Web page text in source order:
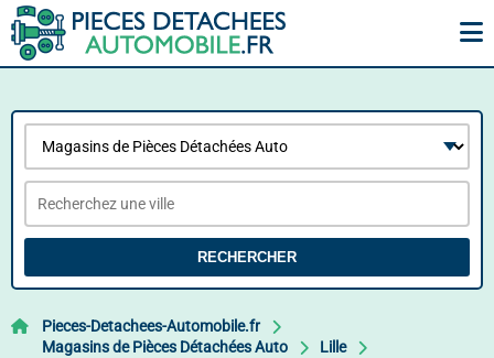
RECHERCHER
Pieces-Detachees-Automobile.fr
Magasins de Pièces Détachées Auto
Lille